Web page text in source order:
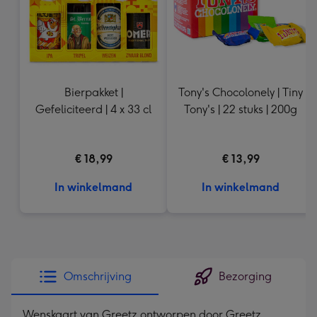
Bierpakket |
Gefeliciteerd | 4 x 33 cl
€ 18,99
In winkelmand
Tony's Chocolonely | Tiny
Tony's | 22 stuks | 200g
€ 13,99
In winkelmand
Omschrijving Bezorging